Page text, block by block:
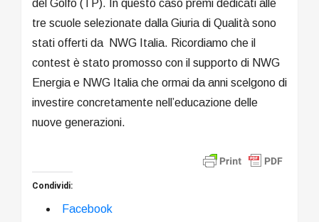
del Golfo (TP). In questo caso premi dedicati alle
tre scuole selezionate dalla Giuria di Qualità sono
stati offerti da NWG Italia. Ricordiamo che il
contest è stato promosso con il supporto di NWG
Energia e NWG Italia che ormai da anni scelgono di
investire concretamente nell’educazione delle
nuove generazioni.
Condividi:
Facebook